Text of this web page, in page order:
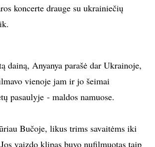
koncerte drauge su ukrainiečių
dainą, Anyanya parašė dar Ukrainoje,
vienoje jam ir jo šeimai
pasaulyje - maldos namuose.
Bučoje, likus trims savaitėms iki
vaizdo klipas buvo nufilmuotas taip